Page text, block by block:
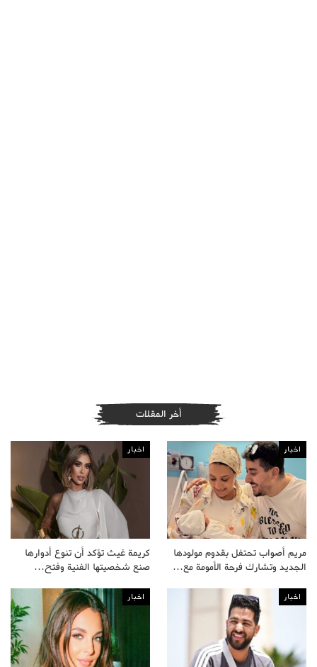
أخر المقلات
اخبار
مريم أصواب تحتفل بقدوم مولودها
الجديد وتشارك فرحة الأمومة مع…
اخبار
كريمة غيث تؤكد أن تنوع أدوارها
صنع شخصيتها الفنية وفتح…
اخبار اخبار